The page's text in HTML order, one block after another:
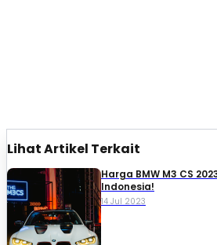
Lihat Artikel Terkait
Harga BMW M3 CS
Indonesia!
14 Jul 2023